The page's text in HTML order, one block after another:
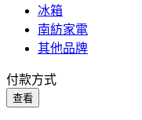
冰箱
南紡家電
其他品牌
付款方式
查看